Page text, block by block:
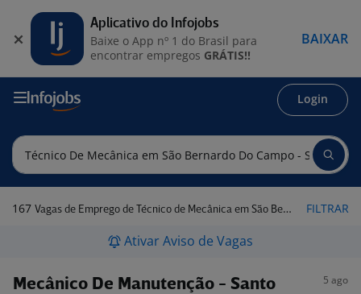
Login
167 Vagas de Emprego de Técnico de Mecânica em São Bernardo do Campo - SP FILTRAR
Ativar Aviso de Vagas
Mecânico De Manutenção - Santo
5 ago
Aplicativo do Infojobs
Baixe o App nº 1 do Brasil para
encontrar empregos GRÁTIS!!
BAIXAR